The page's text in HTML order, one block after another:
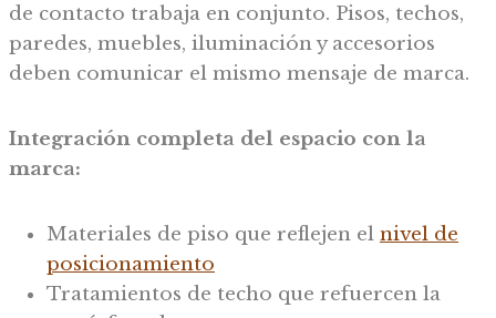
de contacto trabaja en conjunto. Pisos, techos,
paredes, muebles, iluminación y accesorios
deben comunicar el mismo mensaje de marca.
Integración completa del espacio con la
marca:
Materiales de piso que reflejen el nivel de
posicionamiento
Tratamientos de techo que refuercen la